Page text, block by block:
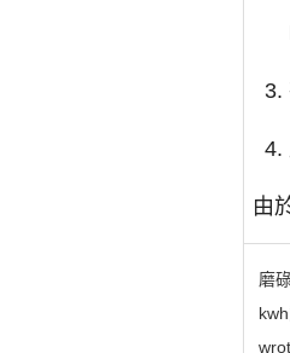
由
磨